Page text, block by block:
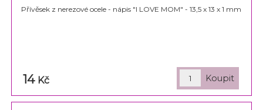
Přívěsek z nerezové ocele - nápis "I LOVE MOM" - 13,5 x 13 x 1 mm
14 Kč